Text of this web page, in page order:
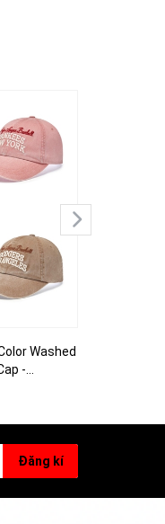
Washed
-
.. - Mũ lưỡi
xámchì
Đăng kí